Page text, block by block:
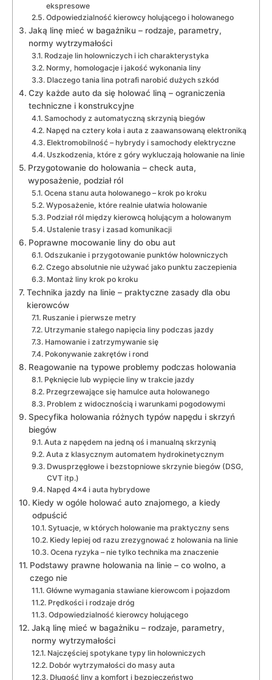
ekspresowe
Odpowiedzialność kierowcy holującego i holowanego
Jaką linę mieć w bagażniku – rodzaje, parametry,
normy wytrzymałości
Rodzaje lin holowniczych i ich charakterystyka
Normy, homologacje i jakość wykonania liny
Dlaczego tania lina potrafi narobić dużych szkód
Czy każde auto da się holować liną – ograniczenia
techniczne i konstrukcyjne
Samochody z automatyczną skrzynią biegów
Napęd na cztery koła i auta z zaawansowaną elektroniką
Elektromobilność – hybrydy i samochody elektryczne
Uszkodzenia, które z góry wykluczają holowanie na linie
Przygotowanie do holowania – check auta,
wyposażenie, podział ról
Ocena stanu auta holowanego – krok po kroku
Wyposażenie, które realnie ułatwia holowanie
Podział ról między kierowcą holującym a holowanym
Ustalenie trasy i zasad komunikacji
Poprawne mocowanie liny do obu aut
Odszukanie i przygotowanie punktów holowniczych
Czego absolutnie nie używać jako punktu zaczepienia
Montaż liny krok po kroku
Technika jazdy na linie – praktyczne zasady dla obu
kierowców
Ruszanie i pierwsze metry
Utrzymanie stałego napięcia liny podczas jazdy
Hamowanie i zatrzymywanie się
Pokonywanie zakrętów i rond
Reagowanie na typowe problemy podczas holowania
Pęknięcie lub wypięcie liny w trakcie jazdy
Przegrzewające się hamulce auta holowanego
Problem z widocznością i warunkami pogodowymi
Specyfika holowania różnych typów napędu i skrzyń
biegów
Auta z napędem na jedną oś i manualną skrzynią
Auta z klasycznym automatem hydrokinetycznym
Dwusprzęgłowe i bezstopniowe skrzynie biegów (DSG,
CVT itp.)
Napęd 4×4 i auta hybrydowe
Kiedy w ogóle holować auto znajomego, a kiedy
odpuścić
Sytuacje, w których holowanie ma praktyczny sens
Kiedy lepiej od razu zrezygnować z holowania na linie
Ocena ryzyka – nie tylko technika ma znaczenie
Podstawy prawne holowania na linie – co wolno, a
czego nie
Główne wymagania stawiane kierowcom i pojazdom
Prędkości i rodzaje dróg
Odpowiedzialność kierowcy holującego
Jaką linę mieć w bagażniku – rodzaje, parametry,
normy wytrzymałości
Najczęściej spotykane typy lin holowniczych
Dobór wytrzymałości do masy auta
Długość liny a komfort i bezpieczeństwo